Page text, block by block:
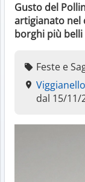
Gusto del
artigianato nel
borghi più belli
Feste e
dal 15/11/